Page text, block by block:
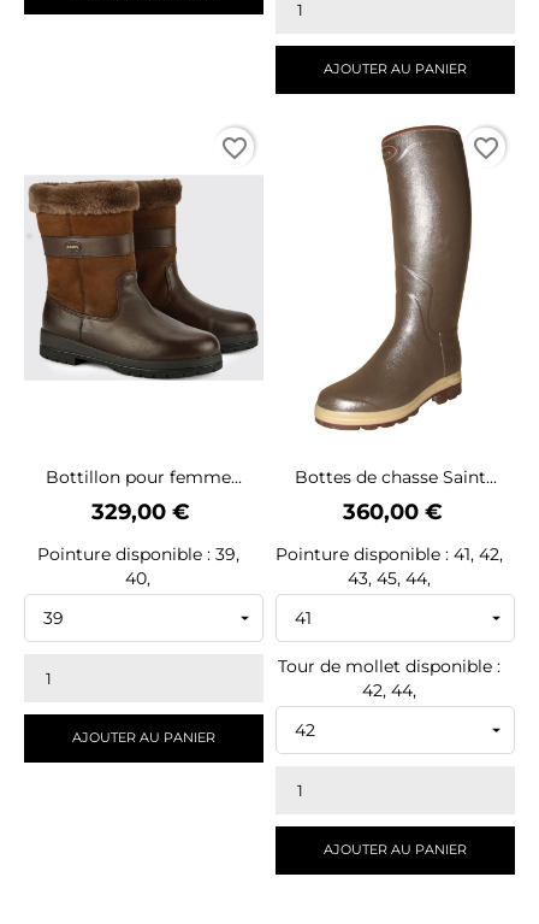
AJOUTER AU PANIER
Bottillon pour femme...
Prix
329,00 €
Pointure disponible : 39,
40,
AJOUTER AU PANIER
favorite_border
Bottes de chasse Saint...
Prix
360,00 €
Pointure disponible : 41, 42,
43, 45, 44,
Tour de mollet disponible :
42, 44,
AJOUTER AU PANIER
favorite_border